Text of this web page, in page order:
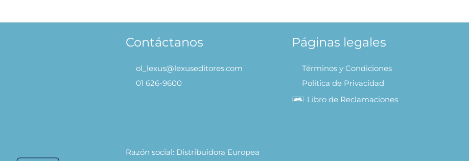
Contáctanos
ol_lexus@lexuseditores.com
01 626-9600
Razón social: Distribuidora Europea
Páginas legales
Términos y Condiciones
Política de Privacidad
Libro de Reclamaciones